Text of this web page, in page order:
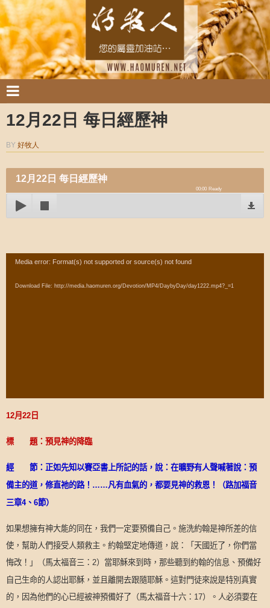
12月22日 每日經歷神
BY 好牧人
12月22日 每日經歷神
00:00 Ready
Video
Media error: Format(s) not supported or source(s) not found
Download File: http://media.haomuren.org/Devotion/MP4/DaybyDay/day1222.mp4?_=1
12月 22 日
標 題：預見神的降臨
經 節：正如先知以賽亞書上所記的話，說：在曠野有人聲喊著說：預
備主的道，修直祂的路！ ……凡有血氣的，都要見神的救恩！（路加福音
三章4、 6節）
如果想擁有神大能的同在，我們一定要預備自己。施洗約翰是神所差的信
使，幫助人們接受人類救主。約翰堅定地傳道，說：「天國近了，你們當
悔改！」（馬太福音三： 2）當耶穌來到時，那些聽到約翰的信息、預備好
自己生命的人認出耶穌，並且離開去跟隨耶穌。這對門徒來說是特別真實
的，因為他們的心已經被神預備好了（馬太福音十六： 17）。人必須要在